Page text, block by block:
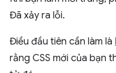
Đã xảy ra lỗi.
Điều đầu tiên cần làm là
rằng CSS mới của bạn